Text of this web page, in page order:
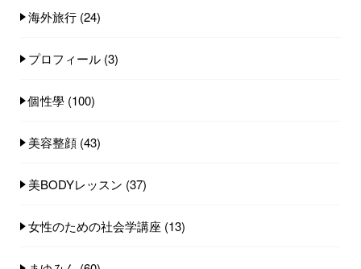
海外旅行 (24)
プロフィール (3)
個性學 (100)
美容整顔 (43)
美BODYレッスン (37)
女性のための社会学講座 (13)